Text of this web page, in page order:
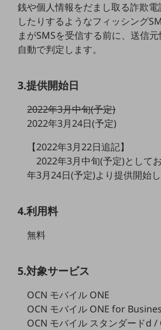
セキュリティ
運用管理
業務支援・マーケティング
災害対策・BCP
課題・ニーズで探す
コミュニケーション・情報共有
マーケティング
災害対策
職場環境整備
地域共創・地方創生
銭や個人情報をだまし取る詐欺
したりするようなフィッシング
まがSMSを受信する前に、送信
自動で判定します。
3.提供開始日
2022年3月中旬(予定)
2022年3月24日(予定)
【2022年3月22日追記】
2022年3月中旬(予定)として
年3月24日(予定)より提供開始し
4.利用料
無料
5.対象サービス
OCN モバイル ONE
OCN モバイル ONE for
OCN モバイル スタンダードd /